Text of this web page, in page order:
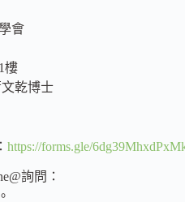
會
樓
乾博士
https://forms.gle/
詢問：